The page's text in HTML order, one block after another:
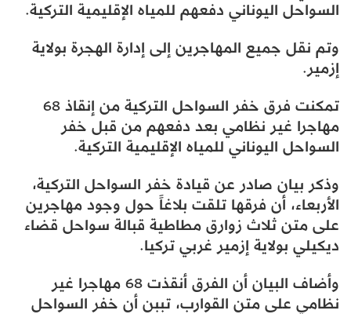
السواحل اليوناني دفعهم للمياه الإقليمية التركية.
وتم نقل جميع المهاجرين إلى إدارة الهجرة بولاية
إزمير.
تمكنت فرق خفر السواحل التركية من إنقاذ 68
مهاجرا غير نظامي بعد دفعهم من قبل خفر
السواحل اليوناني للمياه الإقليمية التركية.
وذكر بيان صادر عن قيادة خفر السواحل التركية،
الأربعاء، أن فرقها تلقت بلاغاً حول وجود مهاجرين
على متن ثلاث زوارق مطاطية قبالة سواحل قضاء
ديكيلي بولاية إزمير غربي تركيا.
وأضاف البيان أن الفرق أنقذت 68 مهاجرا غير
نظامي على متن القوارب، تببن أن خفر السواحل